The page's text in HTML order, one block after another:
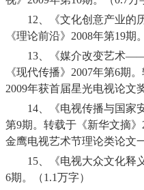
12、
《文化创意产业的
《理论前沿》 2008年第19期
13、
《媒介改变艺术
《现代传播》 2007年第6期。
2009年获首届星光电视论文
14、
《电视传播与国家
第9期。转载于《新华文摘》
金鹰电视艺术节理论类论文
15、
《电视大众文化释
6期。（1.1万字）